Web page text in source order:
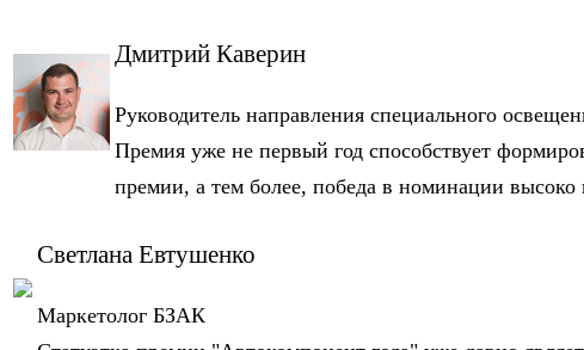
Дмитрий Каверин
Руководитель направления специального
Премия уже не первый год способствует
премии, а тем более, победа в номинации высоко
Светлана Евтушенко
Маркетолог БЗАК